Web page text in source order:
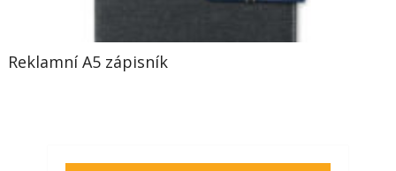
Reklamní A5 zápisník